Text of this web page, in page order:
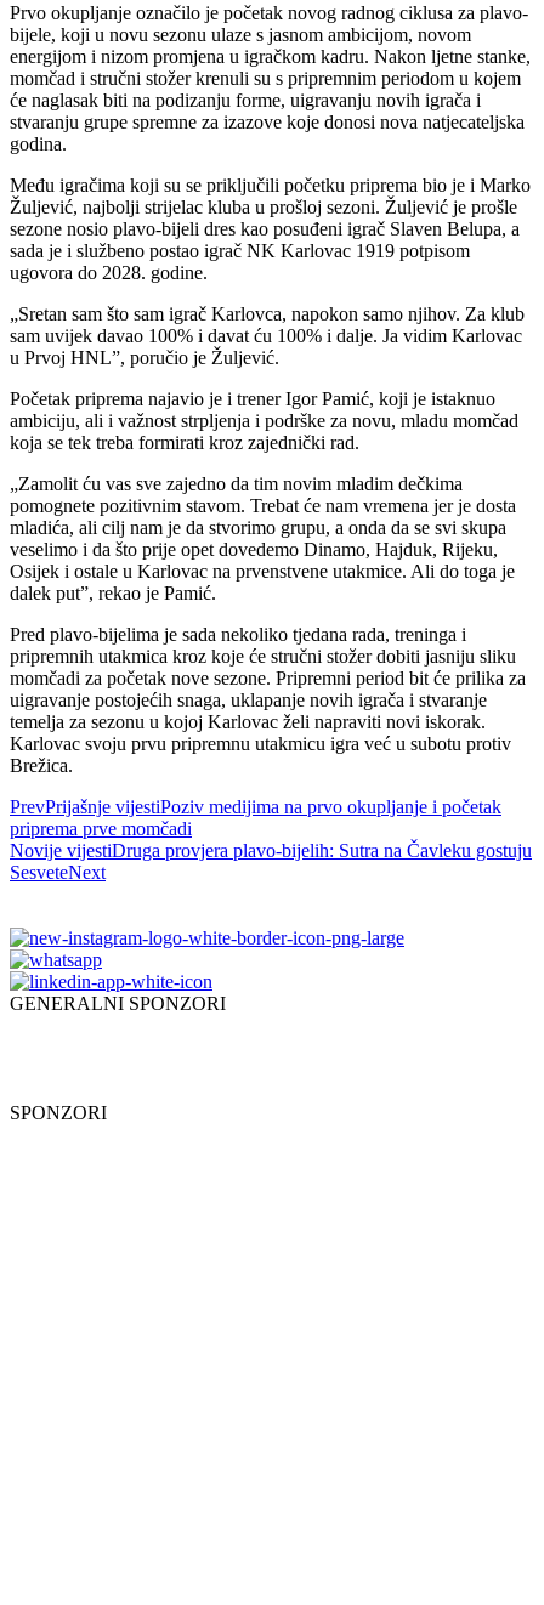
Prvo okupljanje označilo je početak novog radnog ciklusa za plavo-
bijele, koji u novu sezonu ulaze s jasnom ambicijom, novom
energijom i nizom promjena u igračkom kadru. Nakon ljetne stanke,
momčad i stručni stožer krenuli su s pripremnim periodom u kojem
će naglasak biti na podizanju forme, uigravanju novih igrača i
stvaranju grupe spremne za izazove koje donosi nova natjecateljska
godina.
Među igračima koji su se priključili početku priprema bio je i Marko
Žuljević, najbolji strijelac kluba u prošloj sezoni. Žuljević je prošle
sezone nosio plavo-bijeli dres kao posuđeni igrač Slaven Belupa, a
sada je i službeno postao igrač NK Karlovac 1919 potpisom
ugovora do 2028. godine.
„Sretan sam što sam igrač Karlovca, napokon samo njihov. Za klub
sam uvijek davao 100% i davat ću 100% i dalje. Ja vidim Karlovac
u Prvoj HNL”, poručio je Žuljević.
Početak priprema najavio je i trener Igor Pamić, koji je istaknuo
ambiciju, ali i važnost strpljenja i podrške za novu, mladu momčad
koja se tek treba formirati kroz zajednički rad.
„Zamolit ću vas sve zajedno da tim novim mladim dečkima
pomognete pozitivnim stavom. Trebat će nam vremena jer je dosta
mladića, ali cilj nam je da stvorimo grupu, a onda da se svi skupa
veselimo i da što prije opet dovedemo Dinamo, Hajduk, Rijeku,
Osijek i ostale u Karlovac na prvenstvene utakmice. Ali do toga je
dalek put”, rekao je Pamić.
Pred plavo-bijelima je sada nekoliko tjedana rada, treninga i
pripremnih utakmica kroz koje će stručni stožer dobiti jasniju sliku
momčadi za početak nove sezone. Pripremni period bit će prilika za
uigravanje postojećih snaga, uklapanje novih igrača i stvaranje
temelja za sezonu u kojoj Karlovac želi napraviti novi iskorak.
Karlovac svoju prvu pripremnu utakmicu igra već u subotu protiv
Brežica.
PrevPrijašnje vijestiPoziv medijima na prvo okupljanje i početak
priprema prve momčadi
Novije vijestiDruga provjera plavo-bijelih: Sutra na Čavleku gostuju
SesveteNext
GENERALNI SPONZORI
SPONZORI